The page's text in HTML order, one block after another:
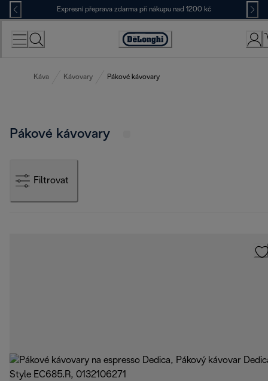
Skip
to
Content
Expresní přeprava zdarma při nákupu nad 1200 kč
Accessibility
Káva Kávovary Pákové kávovary
Pákové kávovary
Filtrovat